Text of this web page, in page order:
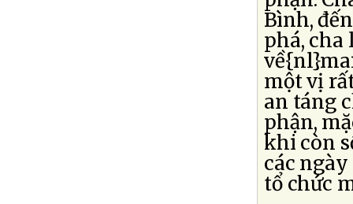
Bình,
phá, cha
một vị
an táng
phận,
khi còn
các ngày
tổ chức